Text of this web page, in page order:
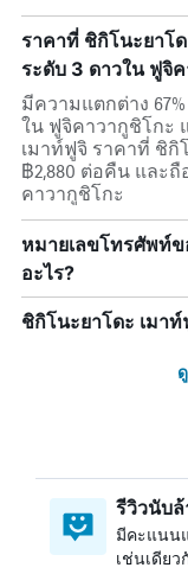
ราคาที่ ชิกิโนะยาโ
ระดับ 3 ดาวใน ฟูจิ
มีความแตกต่าง
ใน ฟูจิคาวากูชิโกะ
เมาท์ฟูจิ ราคาที่ ชิกิ
฿2,880 ต่อคืน และ
คาวากูชิโกะ
หมายเลขโทรศัพท์
อะไร?
ชิกิโนะยาโดะ เมา
รีวิวนับ
มีคะแนน
เช่นเดีย